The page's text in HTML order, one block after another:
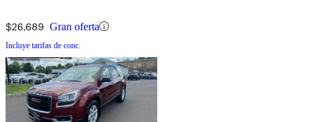
$26,689 Gran oferta
Incluye tarifas de conc.